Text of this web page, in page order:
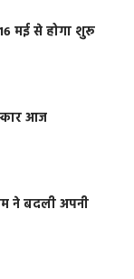
मई से होगा शुरू
आज
ने बदली अपनी